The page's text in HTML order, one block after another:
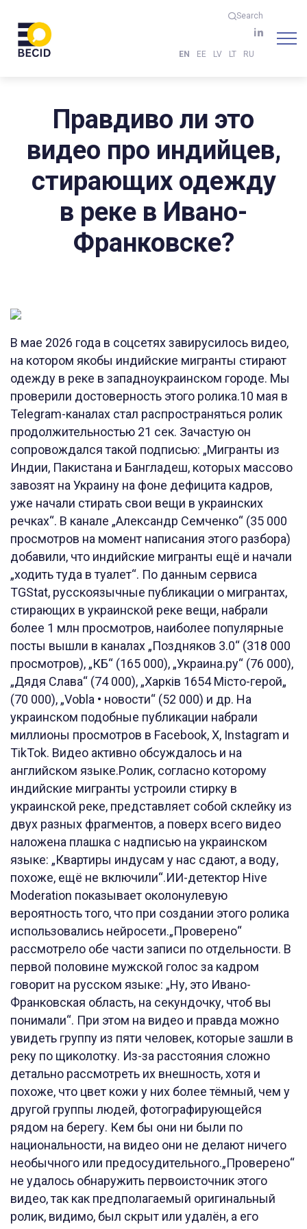
Search
EN EE LV LT RU
Правдиво ли это
видео про индийцев,
стирающих одежду
в реке в Ивано-
Франковске?
В мае 2026 года в соцсетях завирусилось видео,
на котором якобы индийские мигранты стирают
одежду в реке в западноукраинском городе. Мы
проверили достоверность этого ролика.10 мая в
Telegram-каналах стал распространяться ролик
продолжительностью 21 сек. Зачастую он
сопровождался такой подписью: „Мигранты из
Индии, Пакистана и Бангладеш, которых массово
завозят на Украину на фоне дефицита кадров,
уже начали стирать свои вещи в украинских
речках“. В канале „Александр Семченко“ (35 000
просмотров на момент написания этого разбора)
добавили, что индийские мигранты ещё и начали
„ходить туда в туалет“. По данным сервиса
TGStat, русскоязычные публикации о мигрантах,
стирающих в украинской реке вещи, набрали
более 1 млн просмотров, наиболее популярные
посты вышли в каналах „Поздняков 3.0“ (318 000
просмотров), „КБ“ (165 000), „Украина.ру“ (76 000),
„Дядя Слава“ (74 000), „Харків 1654 Місто-герой„
(70 000), „Vobla • новости“ (52 000) и др. На
украинском подобные публикации набрали
миллионы просмотров в Facebook, X, Instagram и
TikTok. Видео активно обсуждалось и на
английском языке.Ролик, согласно которому
индийские мигранты устроили стирку в
украинской реке, представляет собой склейку из
двух разных фрагментов, а поверх всего видео
наложена плашка с надписью на украинском
языке: „Квартиры индусам у нас сдают, а воду,
похоже, ещё не включили“.ИИ-детектор Hive
Moderation показывает околонулевую
вероятность того, что при создании этого ролика
использовались нейросети.„Проверено“
рассмотрело обе части записи по отдельности. В
первой половине мужской голос за кадром
говорит на русском языке: „Ну, это Ивано-
Франковская область, на секундочку, чтоб вы
понимали“. При этом на видео и правда можно
увидеть группу из пяти человек, которые зашли в
реку по щиколотку. Из-за расстояния сложно
детально рассмотреть их внешность, хотя и
похоже, что цвет кожи у них более тёмный, чем у
другой группы людей, фотографирующейся
рядом на берегу. Кем бы они ни были по
национальности, на видео они не делают ничего
необычного или предосудительного.„Проверено“
не удалось обнаружить первоисточник этого
видео, так как предполагаемый оригинальный
ролик, видимо, был скрыт или удалён, а его